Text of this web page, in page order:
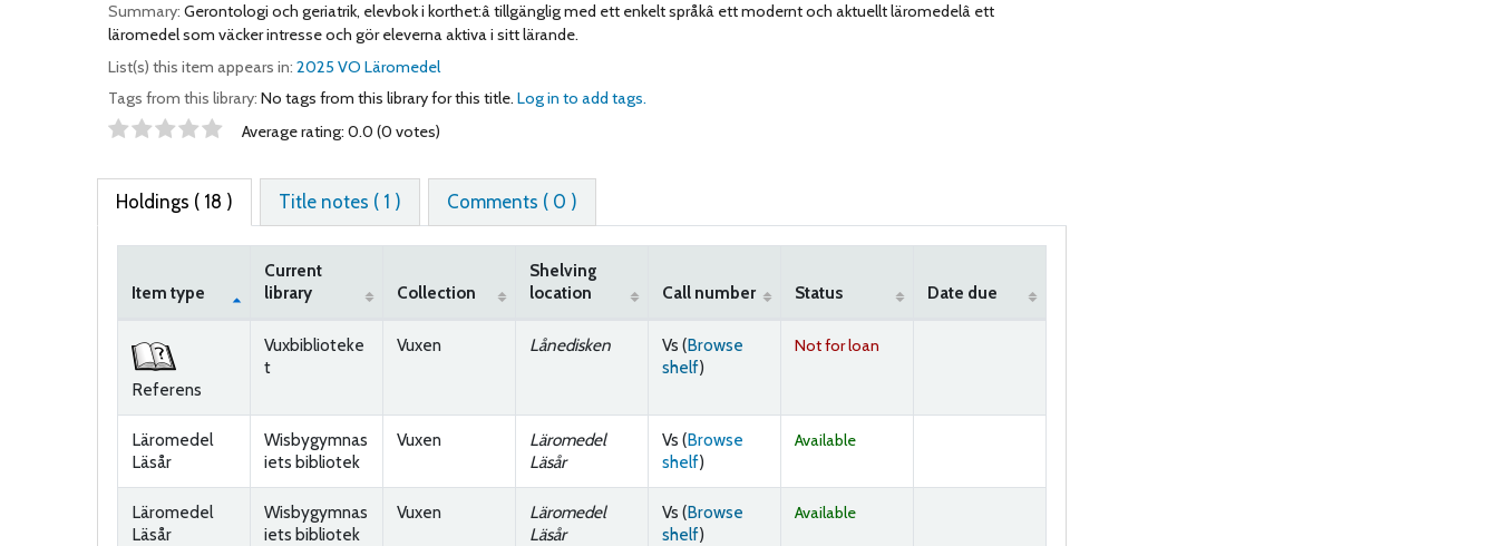
Summary: Gerontologi och geriatrik, elevbok i korthet:â tillgänglig med ett enkelt språkâ ett modernt och aktuellt läromedelâ ett
läromedel som väcker intresse och gör eleverna aktiva i sitt lärande.
List(s) this item appears in: 2025 VO Läromedel
Tags from this library: No tags from this library for this title. Log in to add tags.
Star ratings Average rating: 0.0 (0 votes)
Holdings ( 18 ) Title notes ( 1 ) Comments ( 0 )
Item type
Current
library
Collection
Shelving
location
Call number Status Date due
Referens
Vuxbiblioteke
t
Vuxen Lånedisken Vs (Browse
shelf(Opens below)
)
Not for loan
Läromedel
Läsår
Wisbygymnas
iets bibliotek
Vuxen
Läromedel
Läsår
Vs (Browse
shelf(Opens below)
)
Available
Läromedel
Läsår
Wisbygymnas
iets bibliotek
Vuxen
Läromedel
Läsår
Vs (Browse
shelf(Opens below)
)
Available